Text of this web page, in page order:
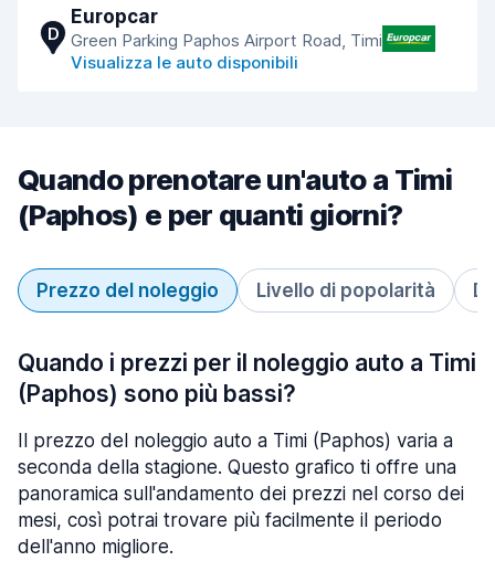
D
Europcar
Green Parking Paphos Airport Road, Timi
Visualizza le auto disponibili
Quando prenotare un'auto a Timi
(Paphos) e per quanti giorni?
Prezzo del noleggio Livello di popolarità
Quando i prezzi per il noleggio auto a Timi
(Paphos) sono più bassi?
Il prezzo del noleggio auto a Timi (Paphos) varia a
seconda della stagione. Questo grafico ti offre una
panoramica sull'andamento dei prezzi nel corso dei
mesi, così potrai trovare più facilmente il periodo
dell'anno migliore.